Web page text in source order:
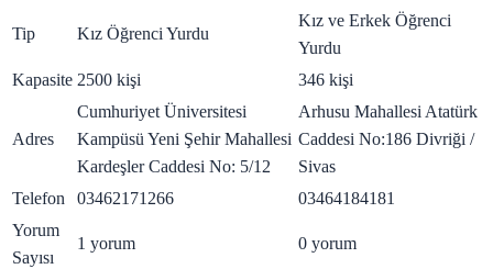
Tip Kız Öğrenci Yurdu
Kız ve Erkek Öğrenci
Yurdu
Kapasite 2500 kişi 346 kişi
Adres
Cumhuriyet Üniversitesi
Kampüsü Yeni Şehir Mahallesi
Kardeşler Caddesi No: 5/12
Arhusu Mahallesi Atatürk
Caddesi No:186 Divriği /
Sivas
Telefon
03462171266
03464184181
Yorum
Sayısı
1 yorum 0 yorum